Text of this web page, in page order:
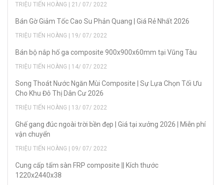
TRIỆU TIẾN HOÀNG | 21/ 07/ 2022
Bán Gờ Giảm Tốc Cao Su Phản Quang | Giá Rẻ Nhất 2026
TRIỆU TIẾN HOÀNG | 19/ 07/ 2022
Bán bộ nắp hố ga composite 900x900x60mm tại Vũng Tàu
TRIỆU TIẾN HOÀNG | 14/ 07/ 2022
Song Thoát Nước Ngăn Mùi Composite | Sự Lựa Chọn Tối Ưu
Cho Khu Đô Thị Dân Cư 2026
TRIỆU TIẾN HOÀNG | 13/ 07/ 2022
Ghế gang đúc ngoài trời bền đẹp | Giá tại xưởng 2026 | Miễn phí
vận chuyển
TRIỆU TIẾN HOÀNG | 09/ 07/ 2022
Cung cấp tấm sàn FRP composite || Kích thước
1220x2440x38